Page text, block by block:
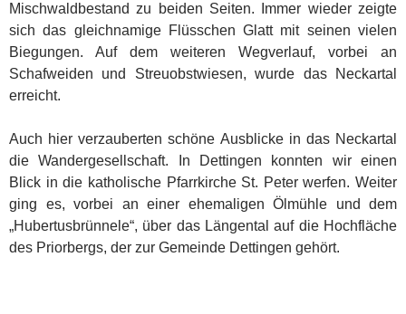
Mischwaldbestand zu beiden Seiten. Immer wieder zeigte
sich das gleichnamige Flüsschen Glatt mit seinen vielen
Biegungen. Auf dem weiteren Wegverlauf, vorbei an
Schafweiden und Streuobstwiesen, wurde das Neckartal
erreicht.
Auch hier verzauberten schöne Ausblicke in das Neckartal
die Wandergesellschaft. In Dettingen konnten wir einen
Blick in die katholische Pfarrkirche St. Peter werfen. Weiter
ging es, vorbei an einer ehemaligen Ölmühle und dem
„Hubertusbrünnele“, über das Längental auf die Hochfläche
des Priorbergs, der zur Gemeinde Dettingen gehört.